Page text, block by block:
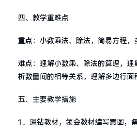
四、教学重难点
重点：小数乘法、除法，简易方程，
难点：理解小数乘、除法的算理，
析数量间的相等关系，理解多边行面
五、主要教学措施
1．深钻教材，领会教材编写意图，